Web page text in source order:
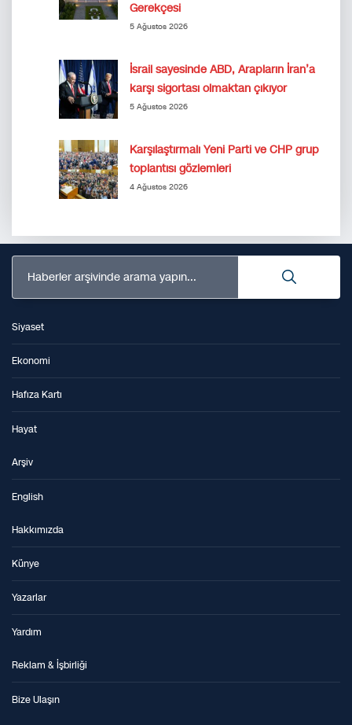
Gerekçesi
5 Ağustos 2026
İsrail sayesinde ABD, Arapların İran’a
karşı sigortası olmaktan çıkıyor
5 Ağustos 2026
Karşılaştırmalı Yeni Parti ve CHP grup
toplantısı gözlemleri
4 Ağustos 2026
Haberler arşivinde arama yapın...
Siyaset
Ekonomi
Hafıza Kartı
Hayat
Arşiv
English
Hakkımızda
Künye
Yazarlar
Yardım
Reklam & İşbirliği
Bize Ulaşın